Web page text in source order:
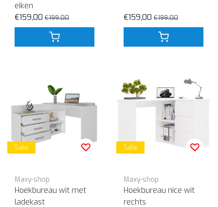
eiken
€159,00 €199,00 €159,00 €199,00
Sale
Maxy-shop
Hoekbureau wit met
ladekast
Sale
Maxy-shop
Hoekbureau nice wit
rechts